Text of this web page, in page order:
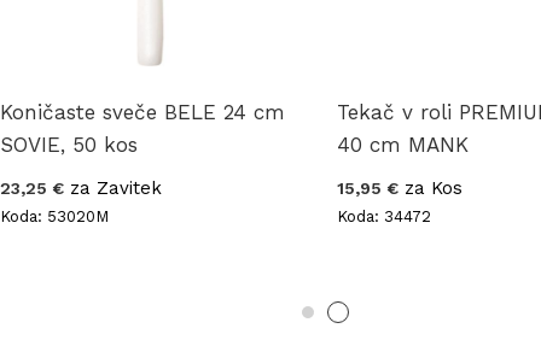
Koničaste sveče BELE 24 cm
SOVIE, 50 kos
23,25 € za Zavitek
Koda: 53020M
Tekač v roli
40 cm MANK
15,95 € za Kos
Koda: 34472